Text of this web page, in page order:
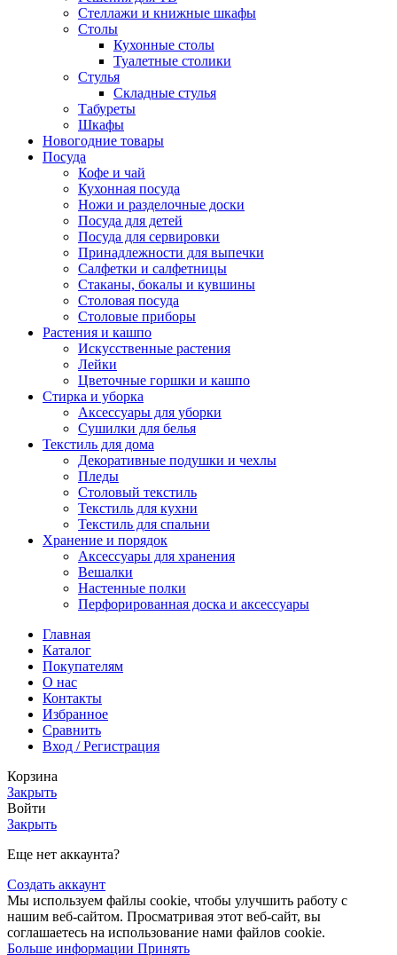
Стеллажи и книжные шкафы
Столы
Кухонные столы
Туалетные столики
Стулья
Складные стулья
Табуреты
Шкафы
Новогодние товары
Посуда
Кофе и чай
Кухонная посуда
Ножи и разделочные доски
Посуда для детей
Посуда для сервировки
Принадлежности для выпечки
Салфетки и салфетницы
Стаканы, бокалы и кувшины
Столовая посуда
Столовые приборы
Растения и кашпо
Искусственные растения
Лейки
Цветочные горшки и кашпо
Стирка и уборка
Аксессуары для уборки
Сушилки для белья
Текстиль для дома
Декоративные подушки и чехлы
Пледы
Столовый текстиль
Текстиль для кухни
Текстиль для спальни
Хранение и порядок
Аксессуары для хранения
Вешалки
Настенные полки
Перфорированная доска и аксессуары
Главная
Каталог
Покупателям
О нас
Контакты
Избранное
Сравнить
Вход / Регистрация
Корзина
Закрыть
Войти
Закрыть
Еще нет аккаунта?
Создать аккаунт
Мы используем файлы cookie, чтобы улучшить работу с
нашим веб-сайтом. Просматривая этот веб-сайт, вы
соглашаетесь на использование нами файлов cookie.
Больше информации Больше
Принять